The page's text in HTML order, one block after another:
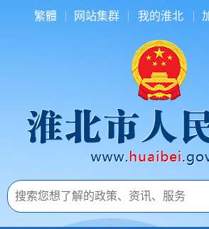
繁體 网站集群 我的淮北